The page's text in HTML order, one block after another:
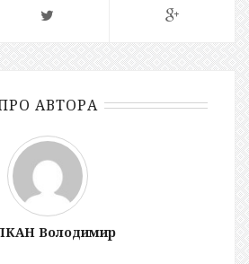
АВТОРА
Володимир